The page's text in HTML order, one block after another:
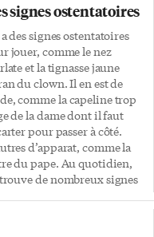
signes ostentatoires
des signes ostentatoires
jouer, comme le nez
et la tignasse jaune
du clown. Il en est de
comme la capeline trop
de la dame dont il faut
pour passer à côté.
d’apparat, comme la
du pape. Au quotidien,
de nombreux signes